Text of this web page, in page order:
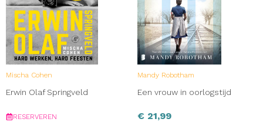
Mischa Cohen
Erwin Olaf Springveld
RESERVEREN
Mandy Robotham
Een vrouw in oorlogstijd
€ 21,99